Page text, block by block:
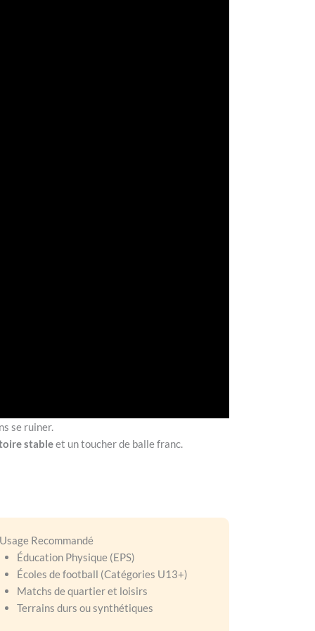
se ruiner.
stableet un toucher de balle franc.
Recommandé
Éducation Physique (EPS)
Écoles de football (Catégories U13+)
Matchs de quartier et loisirs
Terrains durs ou synthétiques